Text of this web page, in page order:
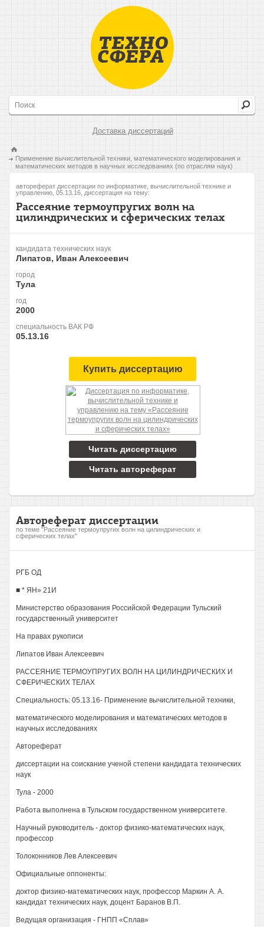
Доставка диссертаций
Применение вычислительной техники, математического моделирования и
математических методов в научных исследованиях (по отраслям наук)
автореферат диссертации по информатике, вычислительной технике и
управлению, 05.13.16, диссертация на тему:
Рассеяние термоупругих волн на
цилиндрических и сферических телах
кандидата технических наук
Липатов, Иван Алексеевич
город
Тула
год
2000
специальность ВАК РФ
05.13.16
Купить диссертацию
Читать диссертацию
Читать автореферат
Автореферат диссертации
по теме "Рассеяние термоупругих волн на цилиндрических и
сферических телах"
РГБ ОД
■ * ЯН» 21И
Министерство образования Российской Федерации Тульский
государственный университет
На правах рукописи
Липатов Иван Алексеевич
РАССЕЯНИЕ ТЕРМОУПРУГИХ ВОЛН НА ЦИЛИНДРИЧЕСКИХ И
СФЕРИЧЕСКИХ ТЕЛАХ
Специальность: 05.13.16- Применение вычислительной техники,
математического моделирования и математических методов в
научных исследованиях
Автореферат
диссертации на соискание ученой степени кандидата технических
наук
Тула - 2000
Работа выполнена в Тульском государственном университете.
Научный руководитель - доктор физико-математических наук,
профессор
Толоконников Лев Алексеевич
Официальные оппоненты:
доктор физико-математических наук, профессор Маркин А. А.
кандидат технических наук, доцент Баранов В.П.
Ведущая организация - ГНПП «Сплав»